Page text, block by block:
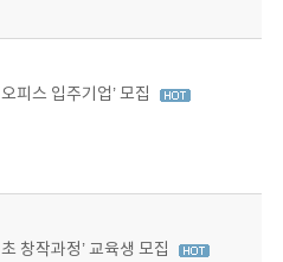
피스 입주기업’ 모집
창작과정’ 교육생 모집